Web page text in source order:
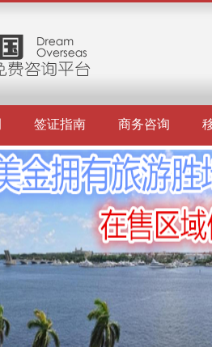
签证指南 商务咨询